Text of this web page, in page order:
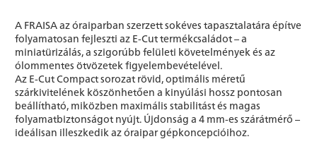
A FRAISA az óraiparban szerzett sokéves tapasztalatára építve
folyamatosan fejleszti az E-Cut termékcsaládot – a
miniatürizálás, a szigorúbb felületi követelmények és az
ólommentes ötvözetek figyelembevételével.
Az E-Cut Compact sorozat rövid, optimális méretű
szárkivitelének köszönhetően a kinyúlási hossz pontosan
beállítható, miközben maximális stabilitást és magas
folyamatbiztonságot nyújt. Újdonság a 4 mm-es szárátmérő –
ideálisan illeszkedik az óraipar gépkoncepcióihoz.